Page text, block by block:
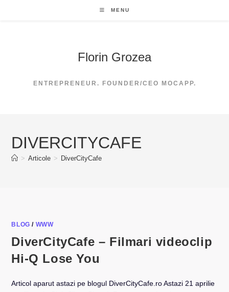
MENU
Florin Grozea
ENTREPRENEUR. FOUNDER/CEO MOCAPP.
DIVERCITYCAFE
> Articole > DiverCityCafe
BLOG / WWW
DiverCityCafe – Filmari videoclip
Hi-Q Lose You
Articol aparut astazi pe blogul DiverCityCafe.ro Astazi 21 aprilie